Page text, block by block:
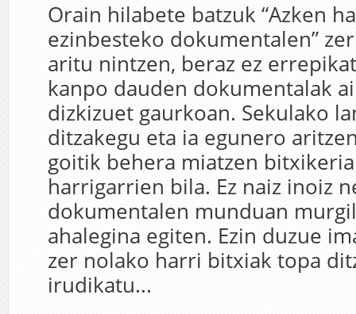
Orain hilabete batzuk “Azken
ezinbesteko dokumentalen”
aritu nintzen, beraz ez
kanpo dauden dokumentalak
dizkizuet gaurkoan. Sekulako
ditzakegu eta ia egunero
goitik behera miatzen
harrigarrien bila. Ez naiz inoiz
dokumentalen munduan
ahalegina egiten. Ezin duzue
zer nolako harri bitxiak topa
irudikatu...